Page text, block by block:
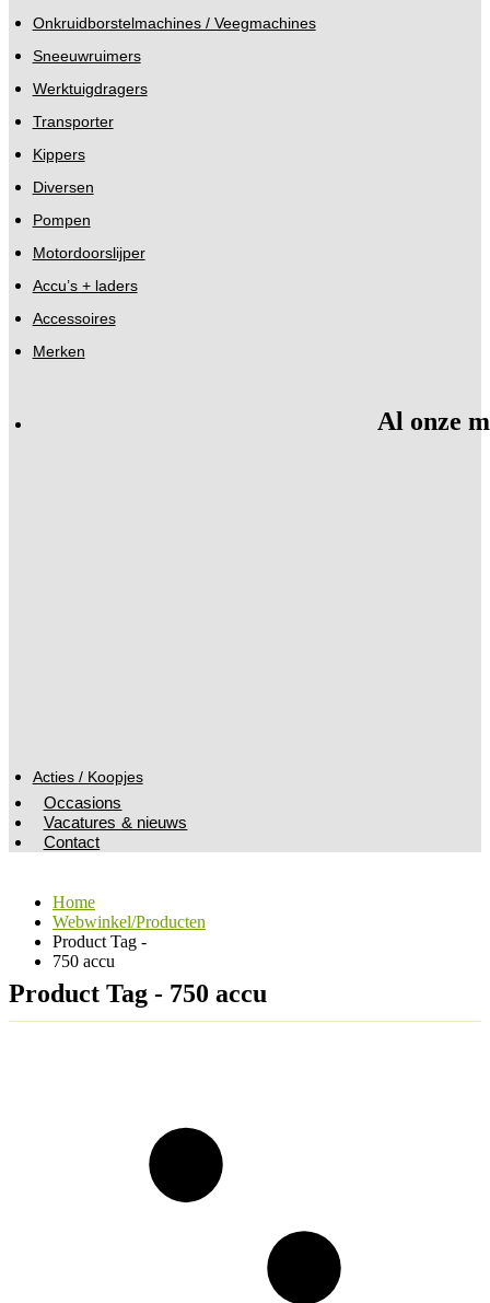
Onkruidborstelmachines / Veegmachines
Sneeuwruimers
Werktuigdragers
Transporter
Kippers
Diversen
Pompen
Motordoorslijper
Accu’s + laders
Accessoires
Merken
Al onze
Acties / Koopjes
Occasions
Vacatures & nieuws
Contact
Home
Webwinkel/Producten
Product Tag -
750 accu
Product Tag - 750 accu